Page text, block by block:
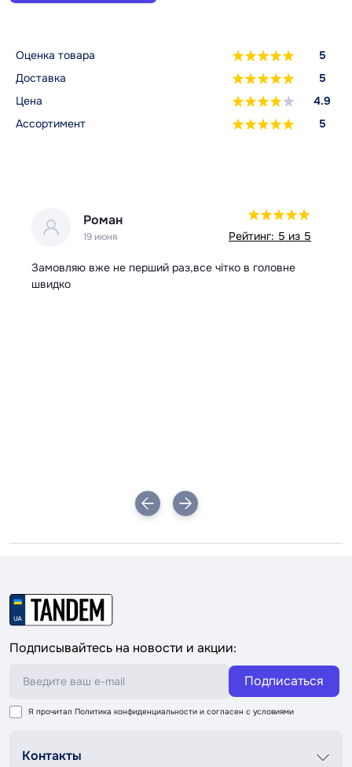
Оценка товара
5
Доставка
5
Цена
4.9
Ассортимент
5
Роман
19 июня Рейтинг: 5 из 5
Замовляю вже не перший раз,все чітко в головне
швидко
Подписывайтесь на новости и акции:
Подписаться
Я прочитал Политика конфиденциальности и согласен с условиями
Контакты